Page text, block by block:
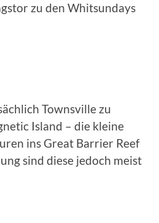
zu den Whitsundays
Townsville zu
Island – die kleine
ins Great Barrier Reef
sind diese jedoch meist